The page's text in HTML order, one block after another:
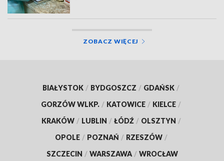
ZOBACZ WIĘCEJ
BIAŁYSTOK / BYDGOSZCZ / GDAŃSK /
GORZÓW WLKP. / KATOWICE / KIELCE /
KRAKÓW / LUBLIN / ŁÓDŹ / OLSZTYN /
OPOLE / POZNAŃ / RZESZÓW /
SZCZECIN / WARSZAWA / WROCŁAW